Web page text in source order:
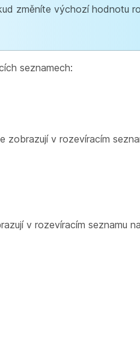
změníte výchozí hodnotu
seznamech:
zobrazují v rozevíracím
v rozevíracím seznamu